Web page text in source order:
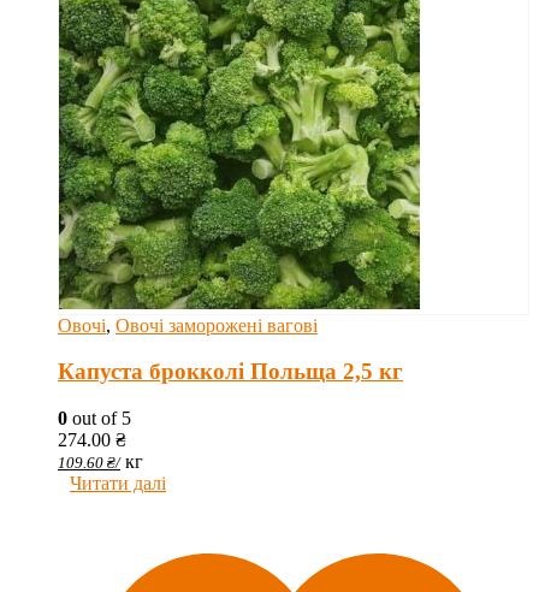
Овочі, Овочі заморожені вагові
Капуста брокколі Польща 2,5 кг
0 out of 5
274.00 ₴
109.60 ₴/ кг
Читати далі